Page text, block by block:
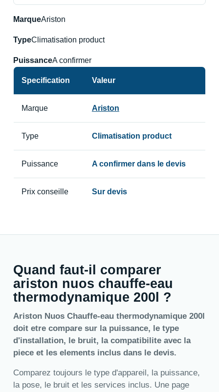
MarqueAriston
TypeClimatisation product
PuissanceA confirmer
Specification Valeur
Marque Ariston
Type Climatisation product
Puissance A confirmer dans le devis
Prix conseille Sur devis
Quand faut-il comparer
ariston nuos chauffe-eau
thermodynamique 200l ?
Ariston Nuos Chauffe-eau thermodynamique 200l
doit etre compare sur la puissance, le type
d'installation, le bruit, la compatibilite avec la
piece et les elements inclus dans le devis.
Comparez toujours le type d'appareil, la puissance,
la pose, le bruit et les services inclus. Une page